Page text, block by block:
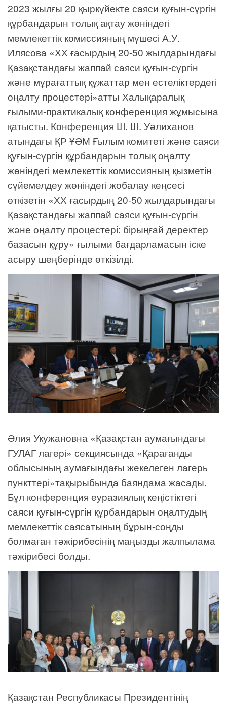
2023 жылғы 20 қыркүйекте саяси қуғын-сүргін
құрбандарын толық ақтау жөніндегі
мемлекеттік комиссияның мүшесі А.У.
Илясова «ХХ ғасырдың 20-50 жылдарындағы
Қазақстандағы жаппай саяси қуғын-сүргін
және мұрағаттық құжаттар мен естеліктердегі
оңалту процестері»атты Халықаралық
ғылыми-практикалық конференция жұмысына
қатысты. Конференция Ш. Ш. Уәлиханов
атындағы ҚР ҰӘМ Ғылым комитеті және саяси
қуғын-сүргін құрбандарын толық оңалту
жөніндегі мемлекеттік комиссияның қызметін
сүйемелдеу жөніндегі жобалау кеңсесі
өткізетін «ХХ ғасырдың 20-50 жылдарындағы
Қазақстандағы жаппай саяси қуғын-сүргін
және оңалту процестері: бірыңғай деректер
базасын құру» ғылыми бағдарламасын іске
асыру шеңберінде өткізілді.
Әлия Укужановна «Қазақстан аумағындағы
ГУЛАГ лагері» секциясында «Қарағанды
облысының аумағындағы жекелеген лагерь
пункттері»тақырыбында баяндама жасады.
Бұл конференция еуразиялық кеңістіктегі
саяси қуғын-сүргін құрбандарын оңалтудың
мемлекеттік саясатының бұрын-соңды
болмаған тәжірибесінің маңызды жалпылама
тәжірибесі болды.
Қазақстан Республикасы Президентінің